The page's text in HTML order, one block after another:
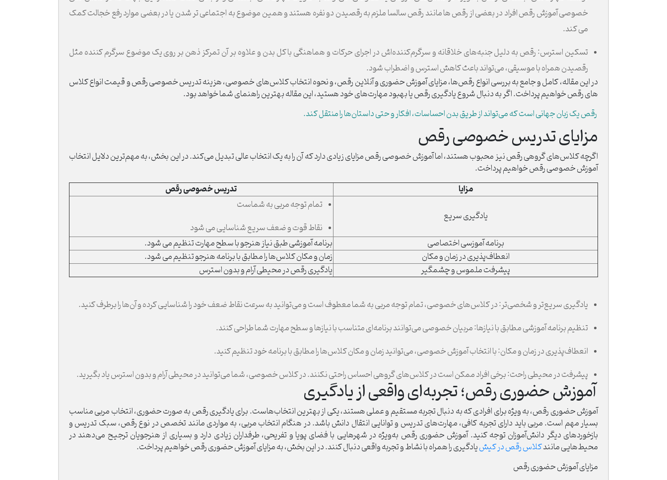
خصوصی آموزش رقص افراد در بعضی از رقص ها مانند رقص سالسا ملزم به رقصیدن دو نفره هستند و همین موضوع به اجتماعی تر شدن یا در بعضی موارد رفع خجالت کمک
می کند.
تسکین استرس: رقص به دلیل جنبه‌های خلاقانه و سرگرم‌کننده‌اش در اجرای حرکات و هماهنگی با کل بدن و علاوه بر آن تمرکز ذهن بر روی یک موضوع سرگرم کننده مثل
رقصیدن همراه با موسیقی، می‌تواند باعث کاهش استرس و اضطراب شود.
در این مقاله، کامل و جامع به بررسی انواع رقص‌ها، مزایای آموزش حضوری و آنلاین رقص، و نحوه انتخاب کلاس‌های خصوصی، هزینه تدریس خصوصی رقص و قیمت انواع کلاس
های رقص خواهیم پرداخت. اگر به دنبال شروع یادگیری رقص یا بهبود مهارت‌های خود هستید، این مقاله بهترین راهنمای شما خواهد بود.
رقص یک زبان جهانی است که می‌تواند از طریق بدن احساسات، افکار و حتی داستان‌ها را منتقل کند.
مزایای تدریس خصوصی رقص
اگرچه کلاس‌های گروهی رقص نیز محبوب هستند، اما آموزش خصوصی رقص مزایای زیادی دارد که آن را به یک انتخاب عالی تبدیل می‌کند. در این بخش، به مهم‌ترین دلایل انتخاب
آموزش خصوصی رقص خواهیم پرداخت.
مزایا تدریس خصوصی رقص
یادگیری سریع
تمام توجه مربی به شماست
نقاط قوت و ضعف سریع شناسایی می شود
برنامه آموزسی اختصاصی
برنامه آموزشی طبق نیاز هنرجو با سطح مهارت تنظیم می شود.
انعطاف‌پذیری در زمان و مکان
زمان و مکان کلاس‌ها را مطابق با برنامه هنرجو تنظیم می شود.
پیشرفت ملموس و چشمگیر
یادگیری رقص در محیطی آرام و بدون استرس
یادگیری سریع‌تر و شخصی‌تر: در کلاس‌های خصوصی، تمام توجه مربی به شما معطوف است و می‌توانید به سرعت نقاط ضعف خود را شناسایی کرده و آن‌ها را برطرف کنید.
تنظیم برنامه آموزشی مطابق با نیازها: مربیان خصوصی می‌توانند برنامه‌ای متناسب با نیازها و سطح مهارت شما طراحی کنند.
انعطاف‌پذیری در زمان و مکان: با انتخاب آموزش خصوصی، می‌توانید زمان و مکان کلاس‌ها را مطابق با برنامه خود تنظیم کنید.
پیشرفت در محیطی راحت: برخی افراد ممکن است در کلاس‌های گروهی احساس راحتی نکنند. در کلاس خصوصی، شما می‌توانید در محیطی آرام و بدون استرس یاد بگیرید.
آموزش حضوری رقص؛ تجربه‌ای واقعی از یادگیری
آموزش حضوری رقص، به ویژه برای افرادی که به دنبال تجربه مستقیم و عملی هستند، یکی از بهترین انتخاب‌هاست. برای یادگیری رقص به صورت حضوری، انتخاب مربی مناسب
بسیار مهم است. مربی باید دارای تجربه کافی، مهارت‌های تدریس و توانایی انتقال دانش باشد. در هنگام انتخاب مربی، به مواردی مانند تخصص در نوع رقص، سبک تدریس و
بازخوردهای دیگر دانش‌آموزان توجه کنید. آموزش حضوری رقص به‌ویژه در شهرهایی با فضای پویا و تفریحی، طرفداران زیادی دارد و بسیاری از هنرجویان ترجیح می‌دهند در
محیط‌هایی مانندکلاس رقص در کیشیادگیری را همراه با نشاط و تجربه واقعی دنبال کنند. در این بخش، به مزایای آموزش حضوری رقص خواهیم پرداخت.
مزایای آموزش حضوری رقص